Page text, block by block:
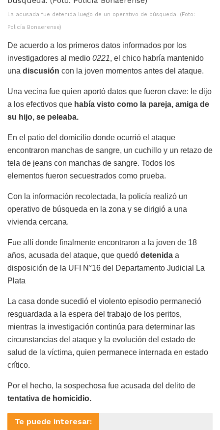
La acusada fue detenida luego de un operativo de búsqueda. (Foto:
Policía Bonaerense)
De acuerdo a los primeros datos informados por los
investigadores al medio 0221, el chico habría mantenido
una discusión con la joven momentos antes del ataque.
Una vecina fue quien aportó datos que fueron clave: le dijo
a los efectivos que había visto como la pareja, amiga de
su hijo, se peleaba.
En el patio del domicilio donde ocurrió el ataque
encontraron manchas de sangre, un cuchillo y un retazo de
tela de jeans con manchas de sangre. Todos los
elementos fueron secuestrados como prueba.
Con la información recolectada, la policía realizó un
operativo de búsqueda en la zona y se dirigió a una
vivienda cercana.
Fue allí donde finalmente encontraron a la joven de 18
años, acusada del ataque, que quedó detenida a
disposición de la UFI N°16 del Departamento Judicial La
Plata
La casa donde sucedió el violento episodio permaneció
resguardada a la espera del trabajo de los peritos,
mientras la investigación continúa para determinar las
circunstancias del ataque y la evolución del estado de
salud de la víctima, quien permanece internada en estado
crítico.
Por el hecho, la sospechosa fue acusada del delito de
tentativa de homicidio.
Te puede interesar: